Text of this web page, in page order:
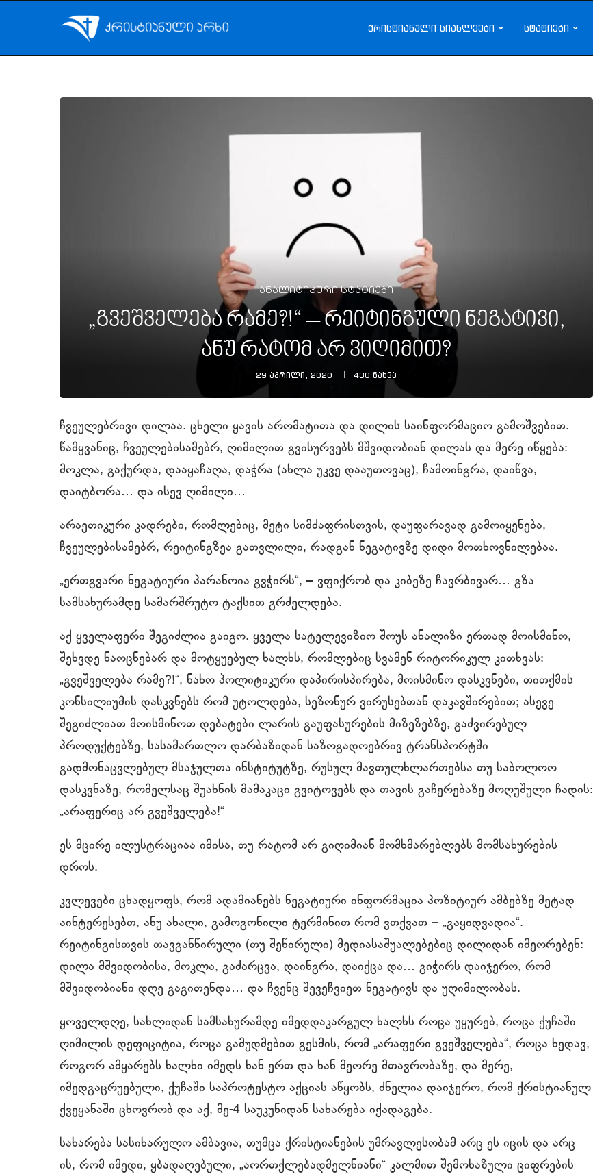
ქრისტიანული სიახლეები სტატიები
ანალიტიკური სტატიები
„გვეშველება რამე?!“ – რეიტინგული ნეგატივი,
ანუ რატომ არ ვიღიმით?
29 აპრილი, 2020 430 ნახვა
ჩვეულებრივი დილაა. ცხელი ყავის არომატითა და დილის საინფორმაციო გამოშვებით.
წამყვანიც, ჩვეულებისამებრ, ღიმილით გვისურვებს მშვიდობიან დილას და მერე იწყება:
მოკლა, გაქურდა, დააყაჩაღა, დაჭრა (ახლა უკვე დააუთოვაც), ჩამოინგრა, დაიწვა,
დაიტბორა… და ისევ ღიმილი…
არაეთიკური კადრები, რომლებიც, მეტი სიმძაფრისთვის, დაუფარავად გამოიყენება,
ჩვეულებისამებრ, რეიტინგზეა გათვლილი, რადგან ნეგატივზე დიდი მოთხოვნილებაა.
„ერთგვარი ნეგატიური პარანოია გვჭირს“, – ვფიქრობ და კიბეზე ჩავრბივარ… გზა
სამსახურამდე სამარშრუტო ტაქსით გრძელდება.
აქ ყველაფერი შეგიძლია გაიგო. ყველა სატელევიზიო შოუს ანალიზი ერთად მოისმინო,
შეხვდე ნაოცნებარ და მოტყუებულ ხალხს, რომლებიც სვამენ რიტორიკულ კითხვას:
„გვეშველება რამე?!“, ნახო პოლიტიკური დაპირისპირება, მოისმინო დასკვნები, თითქმის
კონსილიუმის დასკვნებს რომ უტოლდება, სეზონურ ვირუსებთან დაკავშირებით; ასევე
შეგიძლიათ მოისმინოთ დებატები ლარის გაუფასურების მიზეზებზე, გაძვირებულ
პროდუქტებზე, სასამართლო დარბაზიდან საზოგადოებრივ ტრანსპორტში
გადმონაცვლებულ მსაჯულთა ინსტიტუტზე, რუსულ მავთულხლართებსა თუ საბოლოო
დასკვნაზე, რომელსაც შუახნის მამაკაცი გვიტოვებს და თავის გაჩერებაზე მოღუშული ჩადის:
„არაფერიც არ გვეშველება!“
ეს მცირე ილუსტრაციაა იმისა, თუ რატომ არ გიღიმიან მომხმარებლებს მომსახურების
დროს.
კვლევები ცხადყოფს, რომ ადამიანებს ნეგატიური ინფორმაცია პოზიტიურ ამბებზე მეტად
აინტერესებთ, ანუ ახალი, გამოგონილი ტერმინით რომ ვთქვათ − „გაყიდვადია“.
რეიტინგისთვის თავგანწირული (თუ შეწირული) მედიასაშუალებებიც დილიდან იმეორებენ:
დილა მშვიდობისა, მოკლა, გაძარცვა, დაინგრა, დაიქცა და… გიჭირს დაიჯერო, რომ
მშვიდობიანი დღე გაგითენდა… და ჩვენც შევეჩვიეთ ნეგატივს და უღიმილობას.
ყოველდღე, სახლიდან სამსახურამდე იმედდაკარგულ ხალხს როცა უყურებ, როცა ქუჩაში
ღიმილის დეფიციტია, როცა გამუდმებით გესმის, რომ „არაფერი გვეშველება“, როცა ხედავ,
როგორ ამყარებს ხალხი იმედს ხან ერთ და ხან მეორე მთავრობაზე, და მერე,
იმედგაცრუებული, ქუჩაში საპროტესტო აქციას აწყობს, ძნელია დაიჯერო, რომ ქრისტიანულ
ქვეყანაში ცხოვრობ და აქ, მე-4 საუკუნიდან სახარება იქადაგება.
სახარება სასიხარულო ამბავია, თუმცა ქრისტიანების უმრავლესობამ არც ეს იცის და არც
ის, რომ იმედი, ყბადაღებული, „აორთქლებადმელნიანი“ კალმით შემოხაზული ციფრების